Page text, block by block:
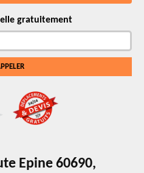
gratuitement
Epine 60690,